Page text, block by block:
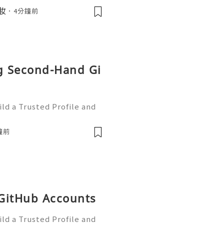
，吹出來的大波浪捲度非常
定要學起來！🌬️💇‍♀️ 我們團
4分鐘前
Hand Gi
a Trusted Profile and
and collabo
前
Accounts
a Trusted Profile and